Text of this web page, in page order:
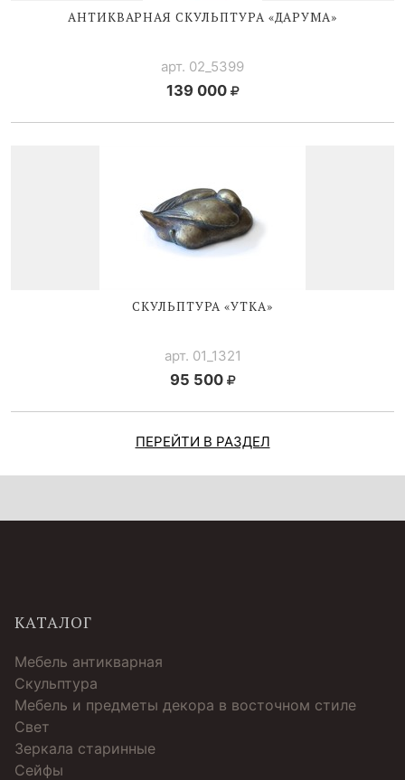
АНТИКВАРНАЯ СКУЛЬПТУРА «ДАРУМА»
арт. 02_5399
139 000
СКУЛЬПТУРА «УТКА»
арт. 01_1321
95 500
ПЕРЕЙТИ В РАЗДЕЛ
КАТАЛОГ
Мебель антикварная
Скульптура
Мебель и предметы декора в восточном стиле
Свет
Зеркала старинные
Cейфы